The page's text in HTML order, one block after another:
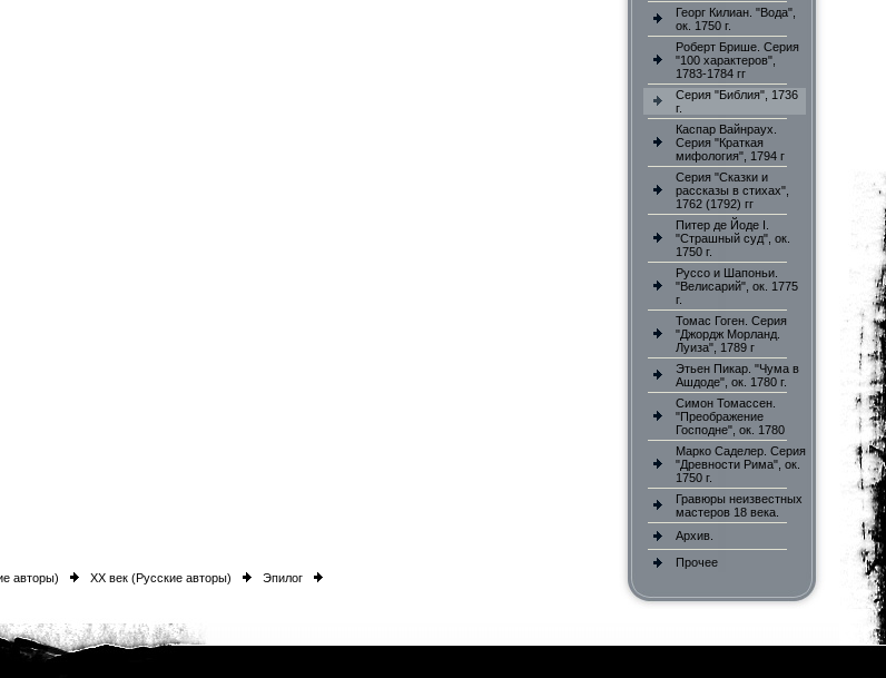
авторы) XX век (Русские авторы) Эпилог
Георг Килиан. "Вода",
ок. 1750 г.
Роберт Брише. Серия
"100 характеров",
1783-1784 гг
Серия "Библия", 1736
г.
Каспар Вайнраух.
Серия "Краткая
мифология", 1794 г
Серия "Сказки и
рассказы в стихах",
1762 (1792) гг
Питер де Йоде I.
"Страшный суд", ок.
1750 г.
Руссо и Шапоньи.
"Велисарий", ок. 1775
г.
Томас Гоген. Серия
"Джордж Морланд.
Луиза", 1789 г
Этьен Пикар. "Чума в
Ашдоде", ок. 1780 г.
Симон Томассен.
"Преображение
Господне", ок. 1780
Марко Саделер. Серия
"Древности Рима", ок.
1750 г.
Гравюры неизвестных
мастеров 18 века.
Архив.
Прочее